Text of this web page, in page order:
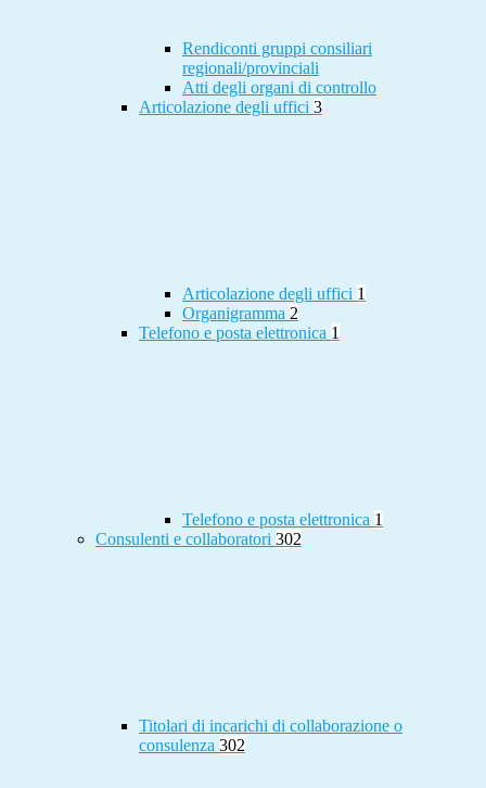
Rendiconti gruppi consiliari
regionali/provinciali
Atti degli organi di controllo
Articolazione degli uffici 3
Articolazione degli uffici 1
Organigramma 2
Telefono e posta elettronica 1
Telefono e posta elettronica 1
Consulenti e collaboratori 302
Titolari di incarichi di collaborazione o
consulenza 302